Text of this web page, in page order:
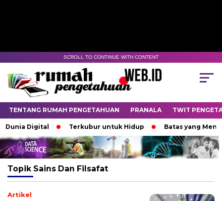
SCROLL TO CONTINUE WITH CONTENT
TENTANG RUMAH PENGETAHUAN PRANALA TWIT
Digital Terkubur untuk Hidup Batas yang
Topik Sains Dan Filsafat
Artikel